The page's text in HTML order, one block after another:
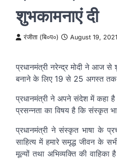
शुभकामनाएं दी
रंजीता (बि०प०) August 19, 2021
प्रधानमंत्री नरेन्‍द्र मोदी ने आज
बनाने के लिए 19 से 25 अगस्‍त तक
प्रधानमंत्री ने अपने संदेश में कहा
प्रसन्‍नता का विषय है कि संस्‍कृत
प्रधानमंत्री ने संस्‍कृत भाषा के
साहित्‍य में हमारे समृद्ध जीवन के
मूल्‍यों तथा अभिव्‍यक्ति की